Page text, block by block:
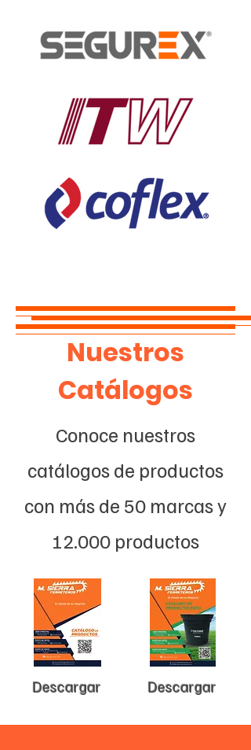
Nuestros
Catálogos
Conoce nuestros
catálogos de productos
con más de 50 marcas y
12.000 productos
Descargar Descargar